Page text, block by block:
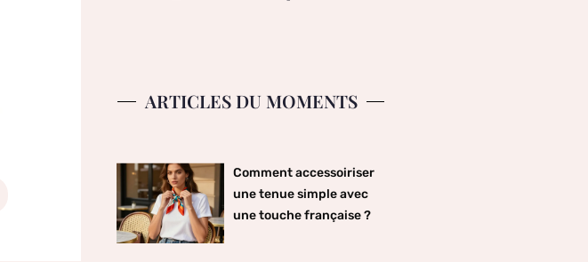
ARTICLES DU MOMENTS
Comment accessoiriser
une tenue simple avec
une touche française ?